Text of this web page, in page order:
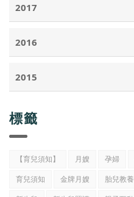
2017
2016
2015
標籤
【育兒須知】 月嫂 孕婦
育兒須知
金牌月嫂 胎兒教養